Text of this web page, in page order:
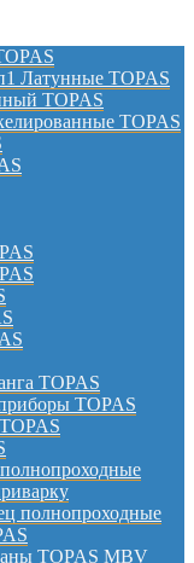
Латунные TOPAS
TOPAS
TOPAS
TOPAS
TOPAS
полнопроходные
TOPAS MBV